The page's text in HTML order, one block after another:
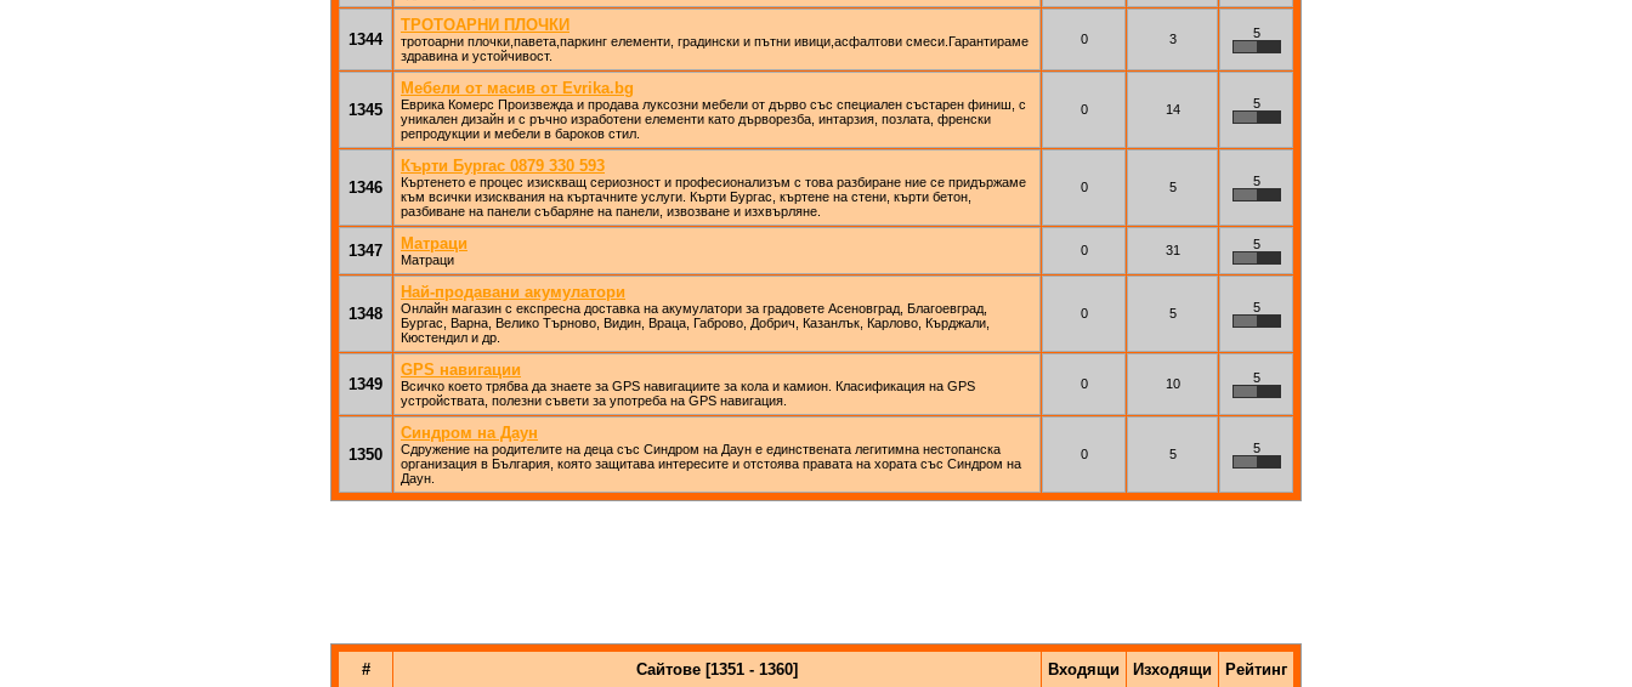
1344
ТРОТОАРНИ ПЛОЧКИ
тротоарни плочки,павета,паркинг елементи, градински и пътни ивици,асфалтови смеси.Гарантираме
здравина и устойчивост.
0 3 5
1345
Мебели от масив от Evrika.bg
Еврика Комерс Произвежда и продава луксозни мебели от дърво със специален състарен финиш, с
уникален дизайн и с ръчно изработени елементи като дърворезба, интарзия, позлата, френски
репродукции и мебели в бароков стил.
0 14 5
1346
Кърти Бургас 0879 330 593
Къртенето е процес изискващ сериозност и професионализъм с това разбиране ние се придържаме
към всички изисквания на къртачните услуги. Кърти Бургас, къртене на стени, кърти бетон,
разбиване на панели събаряне на панели, извозване и изхвърляне.
0 5 5
1347 Матраци
Матраци
0 31 5
1348
Най-продавани акумулатори
Онлайн магазин с експресна доставка на акумулатори за градовете Асеновград, Благоевград,
Бургас, Варна, Велико Търново, Видин, Враца, Габрово, Добрич, Казанлък, Карлово, Кърджали,
Кюстендил и др.
0 5 5
1349
GPS навигации
Всичко което трябва да знаете за GPS навигациите за кола и камион. Класификация на GPS
устройствата, полезни съвети за употреба на GPS навигация.
0 10 5
1350
Синдром на Даун
Сдружение на родителите на деца със Синдром на Даун е единствената легитимна нестопанска
организация в България, която защитава интересите и отстоява правата на хората със Синдром на
Даун.
0 5 5
# Сайтове [1351 - 1360] Входящи Изходящи Рейтинг